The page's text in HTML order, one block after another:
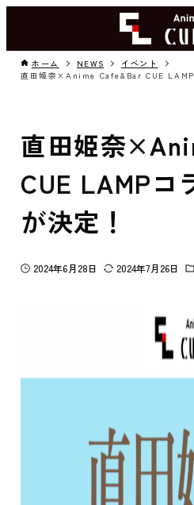
ホーム NEWS
イベント
直田姫奈×Anime Cafe&Bar CUE LAMP
直田姫奈
CUE LAMPコ
が決定！
2024年6月28日 2024年7月26日